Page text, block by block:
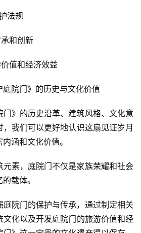
法规
和创新
值和经济效益
庭院门》的历史与文化价值
门》的历史沿革、建筑风格、文化意
我们可以更好地认识这扇见证岁月
涵和文化价值。
元素，庭院门不仅是家族荣耀和社会
载体。
庭院门的保护与传承，通过制定相关
化以及开发庭院门的旅游价值和经